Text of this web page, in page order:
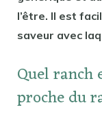
l’être. Il est
saveur avec
Quel ranch
proche du